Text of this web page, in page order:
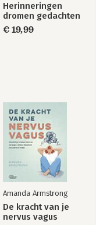
Herinneringen
dromen gedachten
€ 19,99
Amanda Armstrong
De kracht van je
nervus vagus